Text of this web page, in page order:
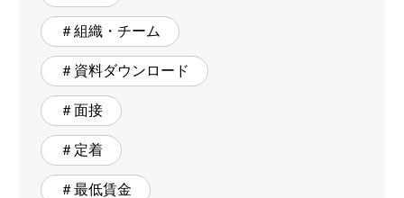
＃組織・チーム
＃資料ダウンロード
＃面接
＃定着
＃最低賃金